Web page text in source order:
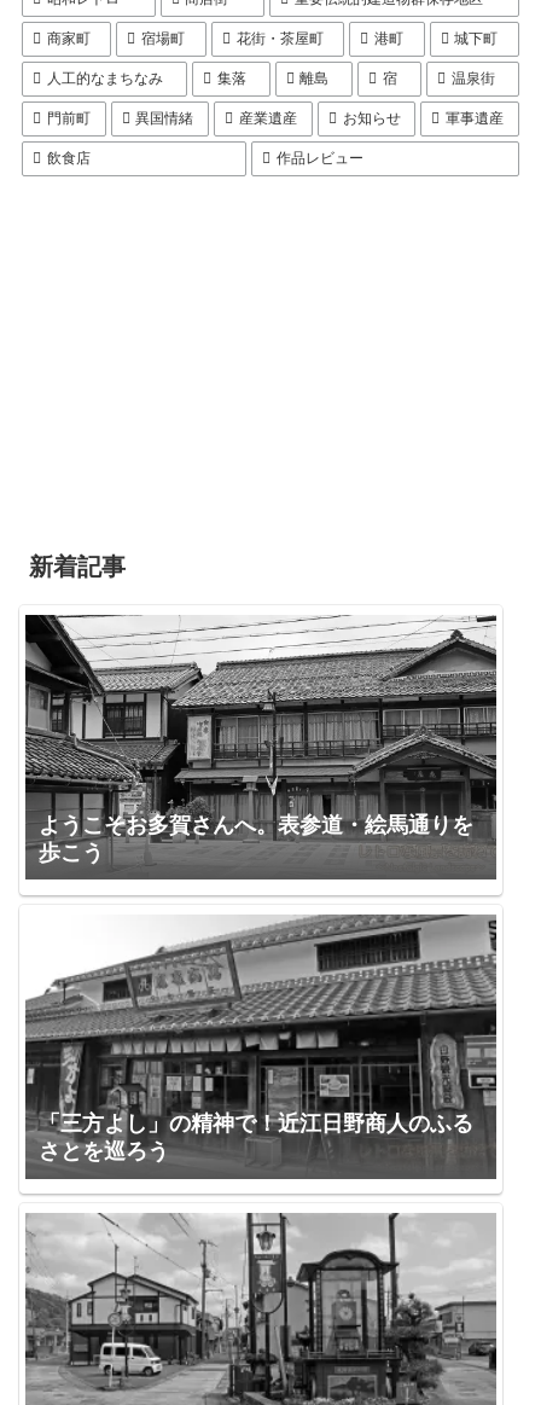
商家町 宿場町 花街・茶屋町 港町 城下町
人工的なまちなみ 集落 離島 宿 温泉街
門前町 異国情緒 産業遺産 お知らせ 軍事遺産
飲食店 作品レビュー
新着記事
ようこそお多賀さんへ。表参道・絵馬通りを
歩こう
「三方よし」の精神で！近江日野商人のふる
さとを巡ろう